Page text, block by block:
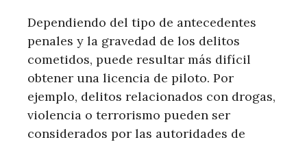
Dependiendo del tipo de antecedentes
penales y la gravedad de los delitos
cometidos, puede resultar más difícil
obtener una licencia de piloto. Por
ejemplo, delitos relacionados con drogas,
violencia o terrorismo pueden ser
considerados por las autoridades de